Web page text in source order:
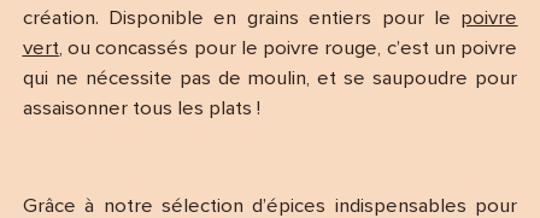
création. Disponible en grains entiers pour le poivre
vert, ou concassés pour le poivre rouge, c’est un poivre
qui ne nécessite pas de moulin, et se saupoudre pour
assaisonner tous les plats !
Grâce à notre sélection d’épices indispensables pour